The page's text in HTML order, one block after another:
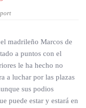
madrileño Marcos de
a puntos con el
le ha hecho no
a luchar por las plazas
sus podios
puede estar y estará en